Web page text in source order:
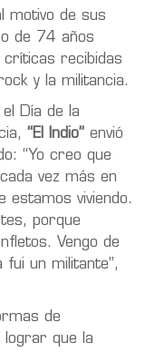
motivo de sus
de 74 años
recibidas
y la militancia.
Día de la
“El Indio” envió
“Yo creo que
vez más en
estamos viviendo.
porque
Vengo de
un militante”,
de
que la